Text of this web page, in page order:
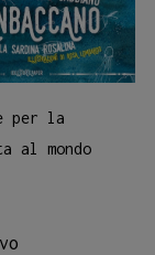
per la
al mondo